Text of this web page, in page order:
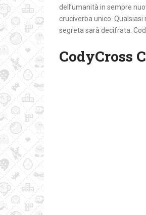
dell’umanità in sempre
cruciverba unico.
segreta sarà decifrata.
CodyCross